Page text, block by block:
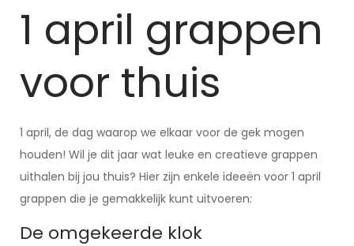
1 april grappen
voor thuis
1 april, de dag waarop we elkaar voor de gek mogen
houden! Wil je dit jaar wat leuke en creatieve grappen
uithalen bij jou thuis? Hier zijn enkele ideeën voor 1 april
grappen die je gemakkelijk kunt uitvoeren:
De omgekeerde klok